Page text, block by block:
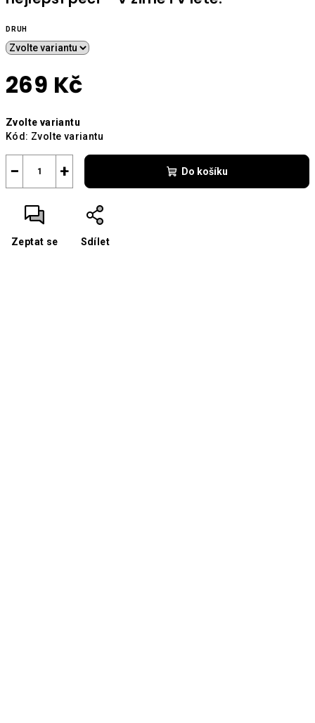
DRUH
269 Kč
cena:
Zvolte variantu
Kód: Zvolte variantu
+
− Do košíku
Zeptat se Sdílet